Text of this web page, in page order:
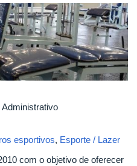
esportivos, Esporte / Lazer
com o objetivo de oferecer